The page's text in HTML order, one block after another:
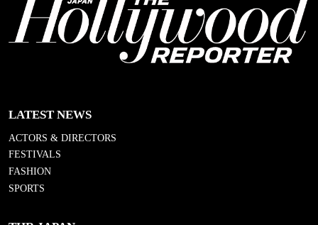
LATEST NEWS
ACTORS & DIRECTORS
FESTIVALS
FASHION
SPORTS